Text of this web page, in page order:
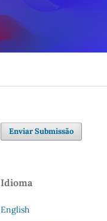
Enviar Submissão
Idioma
English